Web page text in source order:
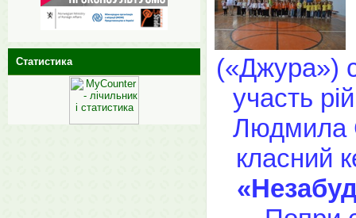
(«Джура»)
участь
Людмила
класний
Статистика